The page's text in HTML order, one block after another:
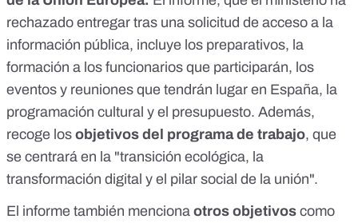
rechazado entregar tras una solicitud de acceso a la
información pública, incluye los preparativos, la
formación a los funcionarios que participarán, los
eventos y reuniones que tendrán lugar en España, la
programación cultural y el presupuesto. Además,
recoge los objetivos del programa de trabajo, que
se centrará en la "transición ecológica, la
transformación digital y el pilar social de la unión".
El informe también menciona otros objetivos como